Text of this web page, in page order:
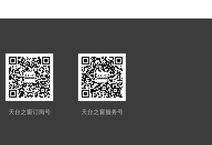
天台之窗订阅号 天台之窗服务号